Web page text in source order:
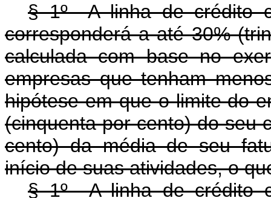
§ 1º A linha de crédito
corresponderá a até 30%
calculada com base no
empresas que tenham
hipótese em que o limite do
(cinquenta por cento) do seu
cento) da média de seu
início de suas atividades, o
§ 1º A linha de crédito